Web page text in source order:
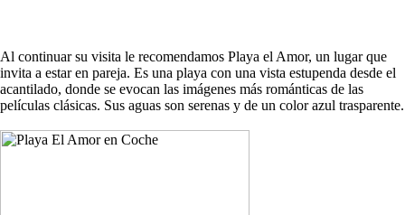
Al continuar su visita le recomendamos Playa el Amor, un lugar que
invita a estar en pareja. Es una playa con una vista estupenda desde el
acantilado, donde se evocan las imágenes más románticas de las
películas clásicas. Sus aguas son serenas y de un color azul trasparente.